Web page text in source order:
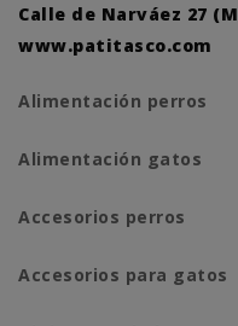
Calle de Narváez 27
www.patitasco.com
Alimentación perros
Alimentación gatos
Accesorios perros
Accesorios para gatos